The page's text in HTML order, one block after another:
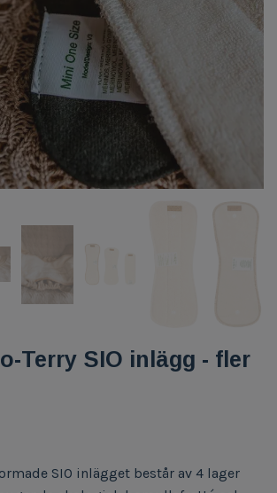
Terry SIO inlägg - fler
SIO inlägget består av 4 lager